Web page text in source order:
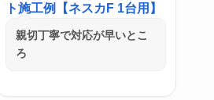
ト施工例【ネスカF 1台用】
親切丁寧で対応が早いとこ
ろ